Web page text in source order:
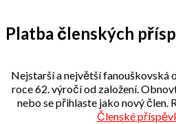
Platba členských
Nejstarší a největší fanouškovská
roce 62. výročí od založení.
nebo se přihlaste jako nový člen.
Členské